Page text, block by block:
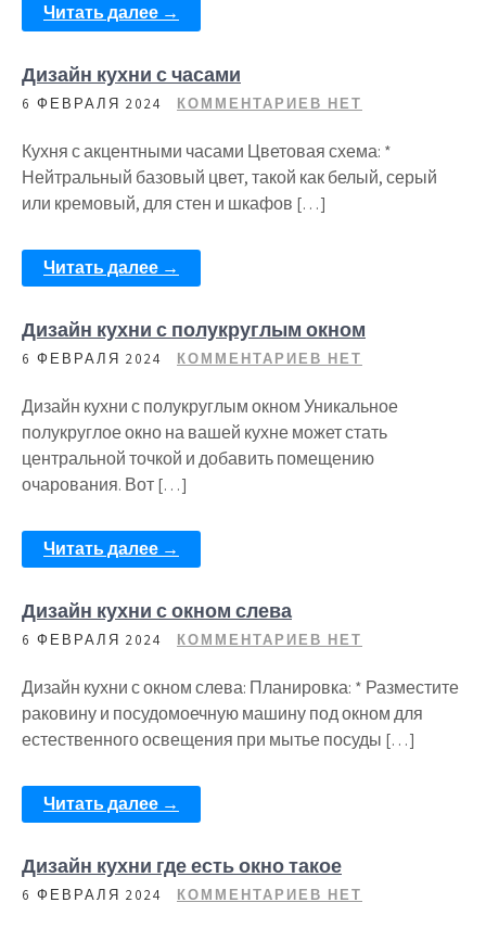
Читать далее →
Дизайн кухни с часами
6 ФЕВРАЛЯ 2024 КОММЕНТАРИЕВ НЕТ
Кухня с акцентными часами Цветовая схема: *
Нейтральный базовый цвет, такой как белый, серый
или кремовый, для стен и шкафов […]
Читать далее →
Дизайн кухни с полукруглым окном
6 ФЕВРАЛЯ 2024 КОММЕНТАРИЕВ НЕТ
Дизайн кухни с полукруглым окном Уникальное
полукруглое окно на вашей кухне может стать
центральной точкой и добавить помещению
очарования. Вот […]
Читать далее →
Дизайн кухни с окном слева
6 ФЕВРАЛЯ 2024 КОММЕНТАРИЕВ НЕТ
Дизайн кухни с окном слева: Планировка: * Разместите
раковину и посудомоечную машину под окном для
естественного освещения при мытье посуды […]
Читать далее →
Дизайн кухни где есть окно такое
6 ФЕВРАЛЯ 2024 КОММЕНТАРИЕВ НЕТ